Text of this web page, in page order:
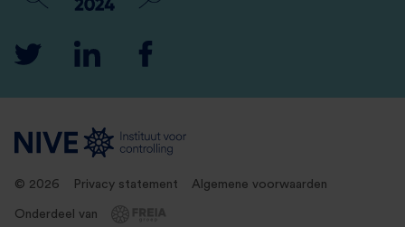
© 2026 Privacy statement Algemene voorwaarden
Onderdeel van